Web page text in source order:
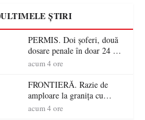
ULTIMELE ȘTIRI
PERMIS. Doi șoferi, două
dosare penale în doar 24 de
ore la Petea! Unul avea
nu a avut niciodată permis
acum 4 ore
FRONTIERĂ. Razie de
amploare la granița cu
Ungaria! 800 de persoane și
acum 4 ore